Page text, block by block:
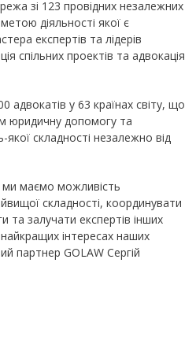
зі 123 провідних незалежних
діяльності якої є
експертів та лідерів
спільних проектів та адвокація
адвокатів у 63 країнах світу, що
юридичну допомогу та
складності незалежно від
ми маємо можливість
складності, координувати
та залучати експертів інших
інтересах наших
партнер GOLAW Сергій